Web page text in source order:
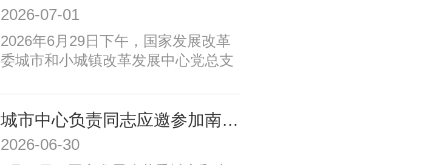
2026-07-01
2026年6月29日下午，国家发展改革
委城市和小城镇改革发展中心党总支
议由中心党总支书记、主任高国力主
持，中心党总支委员、各支部委员、
全体党员和积极分子参加。
城市中心负责同志应邀参加南京都市圈首次年中活动并在主场活动致辞
2026-06-30